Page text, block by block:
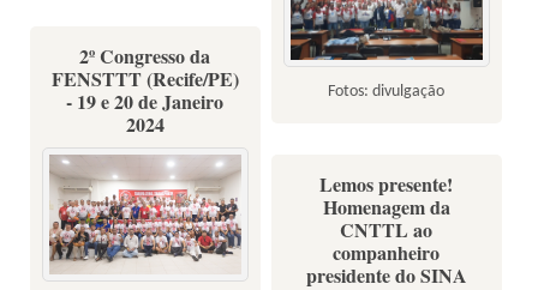
Fotos: divulgação
2º Congresso da
FENSTTT (Recife/PE)
- 19 e 20 de Janeiro
2024
Lemos presente!
Homenagem da
CNTTL ao
companheiro
presidente do SINA